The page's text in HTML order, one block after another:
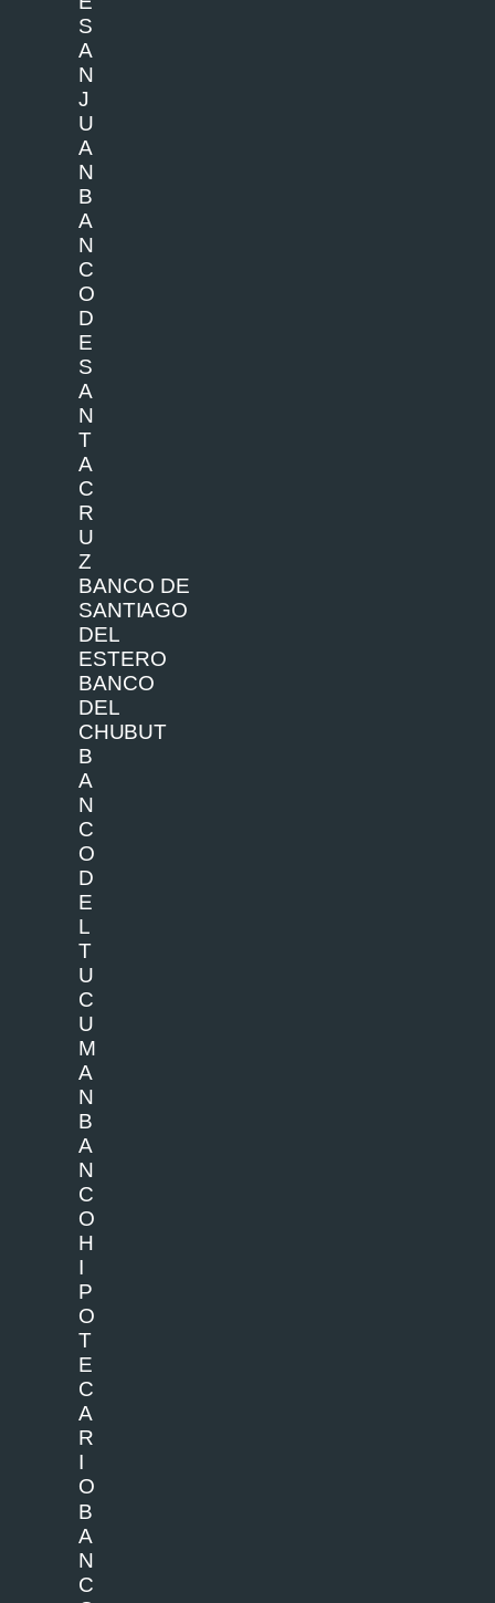
S
A
N
J
U
A
N
B
A
N
C
O
D
E
S
A
N
T
A
C
R
U
Z
BANCO DE
SANTIAGO
DEL
ESTERO
BANCO
DEL
CHUBUT
B
A
N
C
O
D
E
L
T
U
C
U
M
A
N
B
A
N
C
O
H
I
P
O
T
E
C
A
R
I
O
B
A
N
C